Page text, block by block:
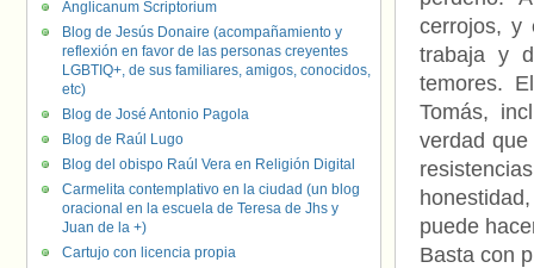
cerrojos, y
trabaja y
temores.
Tomás,
verdad
puede
Basta con
Anglicanum Scriptorium
Blog de Jesús Donaire (acompañamiento y
reflexión en favor de las personas creyentes
LGBTIQ+, de sus familiares, amigos, conocidos,
etc)
Blog de José Antonio Pagola
Blog de Raúl Lugo
Blog del obispo Raúl Vera en Religión Digital
Carmelita contemplativo en la ciudad (un blog
oracional en la escuela de Teresa de Jhs y
Juan de la +)
Cartujo con licencia propia